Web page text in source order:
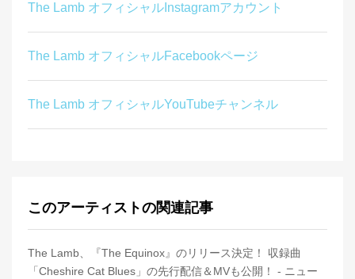
The Lamb オフィシャルInstagramアカウント
The Lamb オフィシャルFacebookページ
The Lamb オフィシャルYouTubeチャンネル
このアーティストの関連記事
The Lamb、『The Equinox』のリリース決定！ 収録曲
「Cheshire Cat Blues」の先行配信＆MVも公開！ - ニュー